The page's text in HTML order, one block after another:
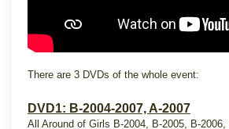
There are 3 DVDs of the whole event:
DVD1: B-2004-2007, A-2007
All Around of Girls B-2004, B-2005, B-